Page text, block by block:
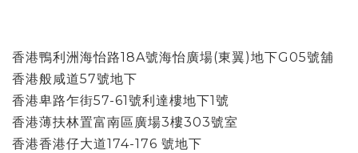
香港鴨利洲海怡路18A號海怡廣場(東翼)地下G05號舖
香港般咸道57號地下
香港卑路乍街57-61號利達樓地下1號
香港薄扶林置富南區廣場3樓303號室
香港香港仔大道174-176 號地下